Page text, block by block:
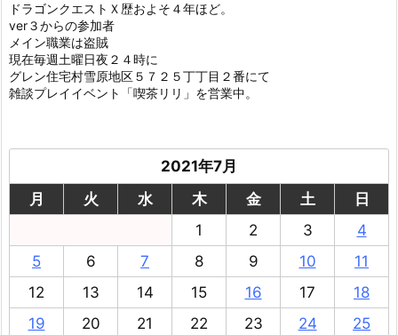
ドラゴンクエストＸ歴およそ４年ほど。
ver３からの参加者
メイン職業は盗賊
現在毎週土曜日夜２４時に
グレン住宅村雪原地区５７２５丁丁目２番にて
雑談プレイイベント「喫茶リリ」を営業中。
2021年7月
月
火 水 木 金 土
日
1
2 3
4
5
6 7 8 9 10
11
12
13 14 15 16 17
18
19
20 21 22 23 24
25